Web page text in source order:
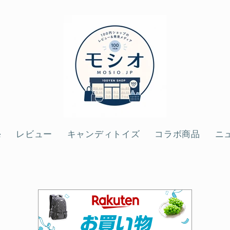
レビュー キャンディトイズ コラボ商品 ニ